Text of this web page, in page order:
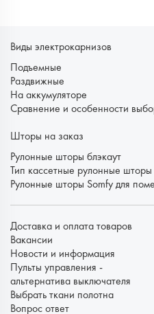
Виды электрокарнизов
Подъемные
Раздвижные
На аккумуляторе
Сравнение и особенности
Шторы на заказ
Рулонные шторы блэкаут
Тип кассетные рулонные шторы
Рулонные шторы Somfy для
Доставка и оплата товаров
Вакансии
Новости и информация
Пульты управления -
альтернатива выключателя
Выбрать ткани полотна
Вопрос ответ